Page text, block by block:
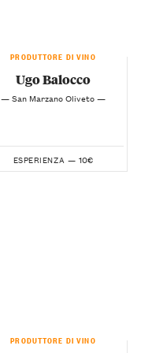
PRODUTTORE DI VINO
Ugo Balocco
— San Marzano Oliveto —
ESPERIENZA — 10€
PRODUTTORE DI VINO